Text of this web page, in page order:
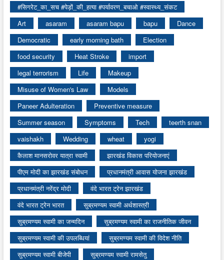
#सिगरेट_का_सच #पेड़ों_की_हत्या #पर्यावरण_बचाओ #स्वास्थ्य_संकट
Art
asaram asaram bapu bapu
Dance
Democratic
early morning bath
Election
food security
Heat Stroke
import
legal terrorism
Life
Makeup
Misuse of Women's Law
Models
Paneer Adulteration
Preventive measure
Summer season
Symptoms Tech
teerth snan
vaishakh
Wedding wheat
yogi
कैलाश मानसरोवर यात्रा स्वामी
झारखंड विकास परियोजनाएं
पीएम मोदी का झारखंड संबोधन
प्रधानमंत्री आवास योजना झारखंड
प्रधानमंत्री नरेंद्र मोदी
वंदे भारत ट्रेन झारखंड
वंदे भारत ट्रेन भारत
सुब्रमण्यम स्वामी अर्थशास्त्री
सुब्रमण्यम स्वामी का जन्मदिन
सुब्रमण्यम स्वामी का राजनीतिक जीवन
सुब्रमण्यम स्वामी की उपलब्धियां
सुब्रमण्यम स्वामी की विदेश नीति
सुब्रमण्यम स्वामी बीजेपी
सुब्रमण्यम स्वामी रामसेतु